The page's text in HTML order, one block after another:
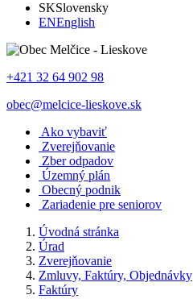
SKSlovensky
ENEnglish
+421 32 64 902 98
obec@melcice-lieskove.sk
Ako vybaviť
Zverejňovanie
Zber odpadov
Územný plán
Obecný podnik
Zariadenie pre seniorov
Úvodná stránka
Úrad
Zverejňovanie
Zmluvy, Faktúry, Objednávky
Faktúry